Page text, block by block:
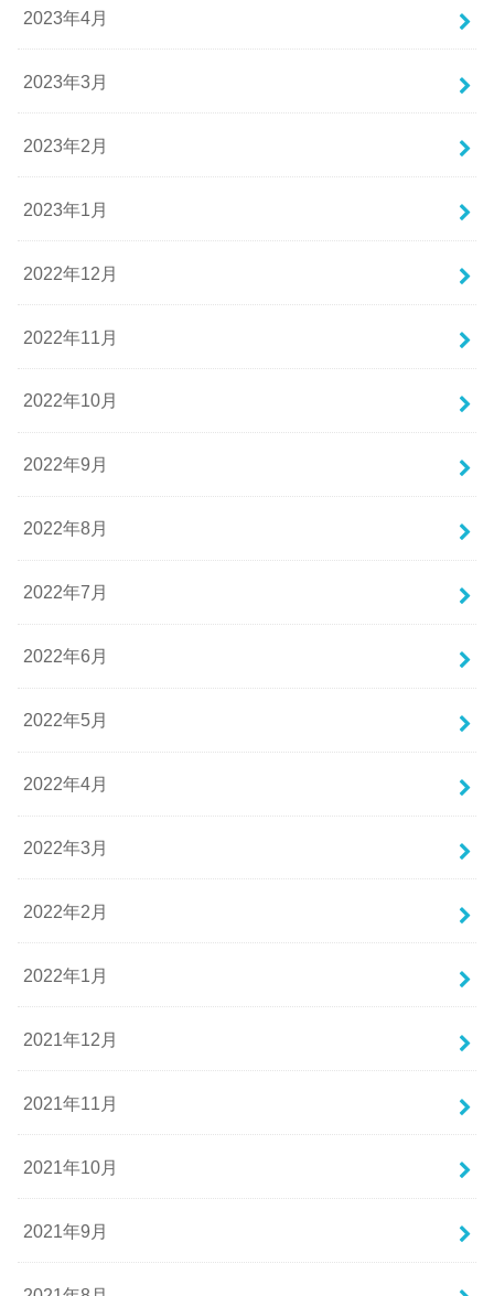
2023年4月
2023年3月
2023年2月
2023年1月
2022年12月
2022年11月
2022年10月
2022年9月
2022年8月
2022年7月
2022年6月
2022年5月
2022年4月
2022年3月
2022年2月
2022年1月
2021年12月
2021年11月
2021年10月
2021年9月